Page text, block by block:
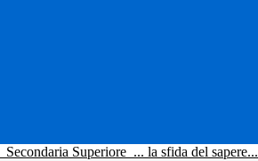
Secondaria Superiore ... la sfida del sapere...